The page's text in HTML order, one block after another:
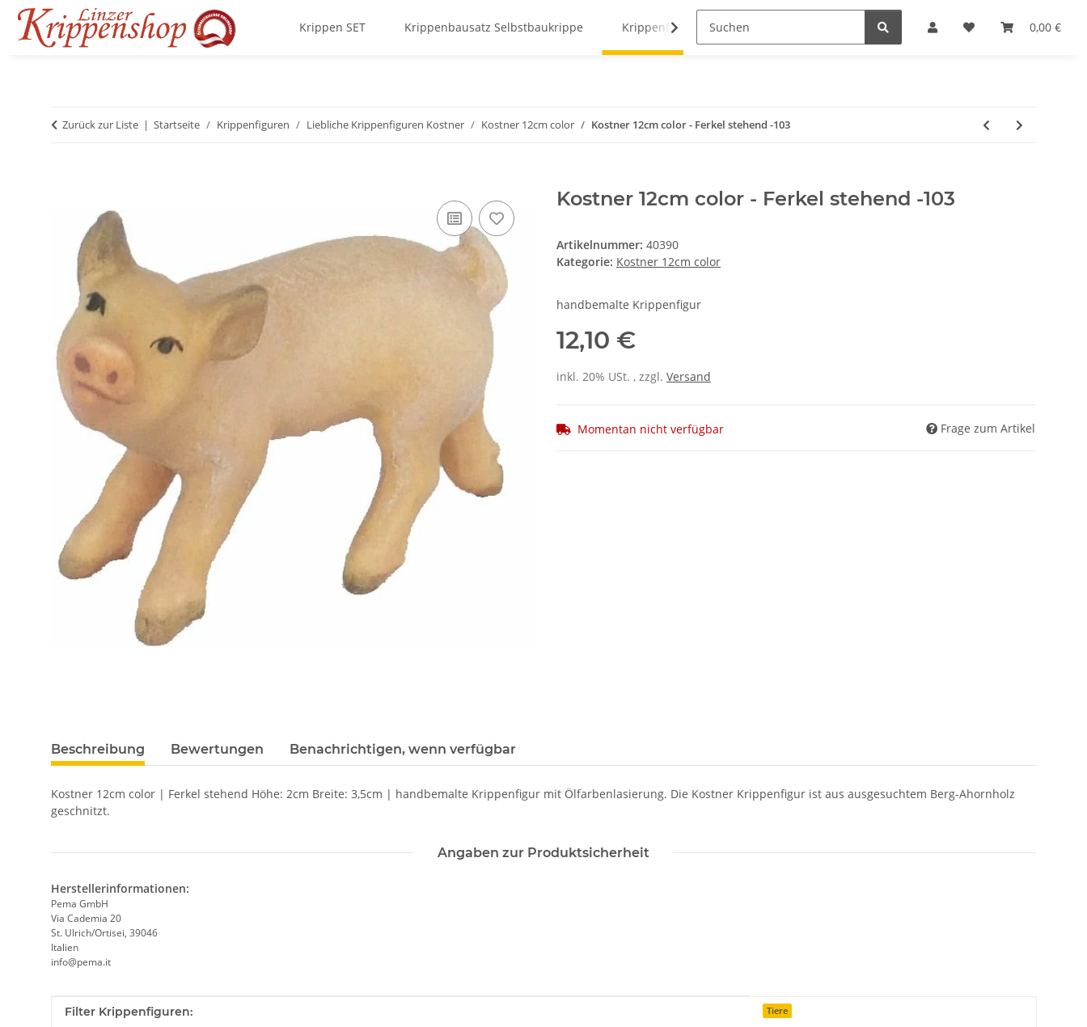
0,00 €
Krippen SET Krippenbausatz Selbstbaukrippe Krippenfiguren Krippenzubehör
Zurück zur Liste Startseite Krippenfiguren Liebliche Krippenfiguren Kostner Kostner 12cm color Kostner 12cm color - Ferkel stehend -103
Kostner 12cm color - Ferkel stehend -103
Artikelnummer: 40390
Kategorie: Kostner 12cm color
handbemalte Krippenfigur
12,10 €
inkl. 20% USt. , zzgl. Versand
Momentan nicht verfügbar Frage zum Artikel
Beschreibung Bewertungen Benachrichtigen, wenn verfügbar
Kostner 12cm color | Ferkel stehend Höhe: 2cm Breite: 3,5cm | handbemalte Krippenfigur mit Ölfarbenlasierung. Die Kostner Krippenfigur ist aus ausgesuchtem Berg-Ahornholz
geschnitzt.
Angaben zur Produktsicherheit
Herstellerinformationen:
Pema GmbH
Via Cademia 20
St. Ulrich/Ortisei, 39046
Italien
info@pema.it
Produkteigenschaft
Wert
Filter Krippenfiguren: Tiere